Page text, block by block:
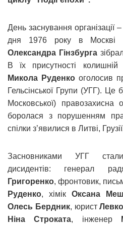
День заснування
дня 1976 року в Москві
Олександра Гінзбурга
В їх присутності
Микола Руденко оголосив
Гельсінської Групи (УГГ).
Московської) правозахисна
боролася з порушенням
спілки з’явилися в Литві,
Засновниками УГГ
дисидентів: генерал
Григоренко, фронтовик,
Руденко, хімік Оксана
Олесь Бердник, юрист
Ніна Строката, інженер